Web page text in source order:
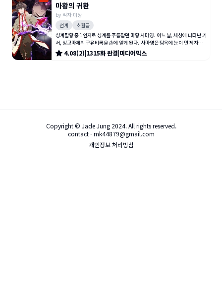
마황의 귀환
by 작자 미상
선계
초월급
성계팔황 중 1인자로 성계를 주름잡던 마황 사마영. 어느 날, 세상에 나타난 기
서, 상고마제의 구유비록을 손에 얻게 된다. 사마영은 탐욕에 눈이 먼 제자의
배신과 나머지 7황
4.08(2)|1315화완결|미디어믹스
Copyright © Jade Jung 2024. All rights reserved.
contact - mk44879@gmail.com
개인정보 처리방침